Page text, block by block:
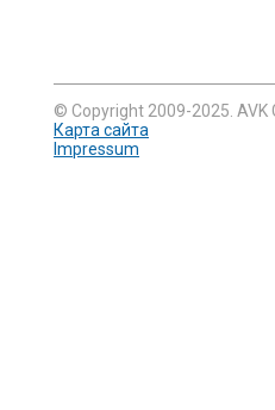
© Copyright 2009-2025. AVK
Карта сайта
Impressum